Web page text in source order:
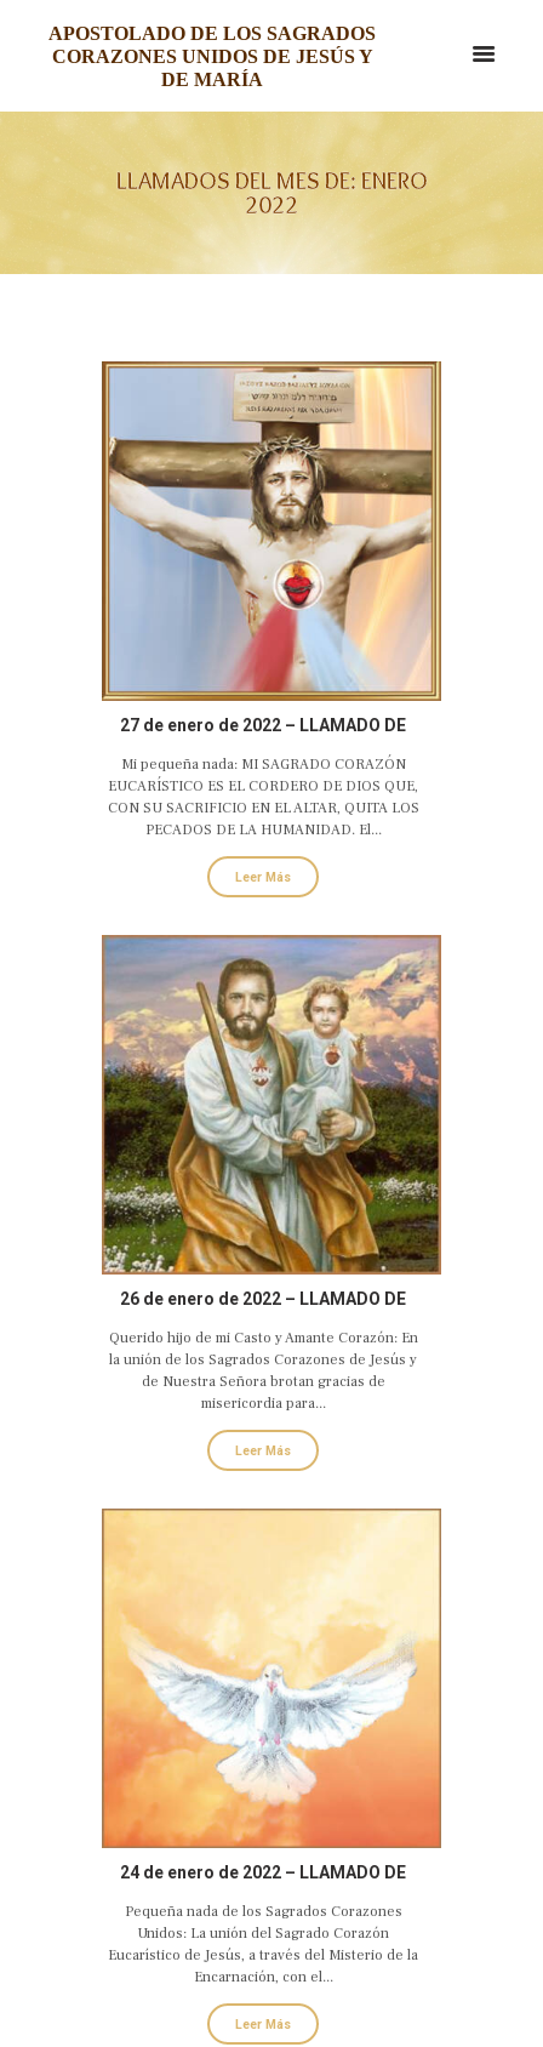
APOSTOLADO DE LOS SAGRADOS
CORAZONES UNIDOS DE JESÚS Y
DE MARÍA
LLAMADOS DEL MES DE: ENERO
2022
27 de enero de 2022 – LLAMADO DE
CORAZÓN EUCARÍSTICO DE JESÚS
Mi pequeña nada: MI SAGRADO CORAZÓN
EUCARÍSTICO ES EL CORDERO DE DIOS QUE,
CON SU SACRIFICIO EN EL ALTAR, QUITA LOS
PECADOS DE LA HUMANIDAD. El...
Leer Más
26 de enero de 2022 – LLAMADO DE
AMANTE CORAZON DE SAN JOSE
Querido hijo de mi Casto y Amante Corazón: En
la unión de los Sagrados Corazones de Jesús y
de Nuestra Señora brotan gracias de
misericordia para...
Leer Más
24 de enero de 2022 – LLAMADO DE
ESPIRITU SANTO
Pequeña nada de los Sagrados Corazones
Unidos: La unión del Sagrado Corazón
Eucarístico de Jesús, a través del Misterio de la
Encarnación, con el...
Leer Más